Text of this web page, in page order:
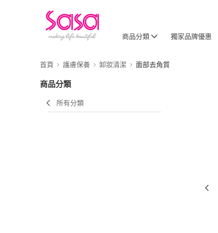
商品分類 獨家品牌優惠
首頁 護膚保養 卸妝清潔 面部去角質
商品分類
所有分類